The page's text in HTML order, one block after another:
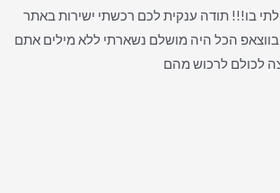
בו!!! תודה ענקית לכם רכשתי ישירות באתר
בווצאפ הכל היה מושלם נשארתי ללא מילים אתם
לכולם לרכוש מהם